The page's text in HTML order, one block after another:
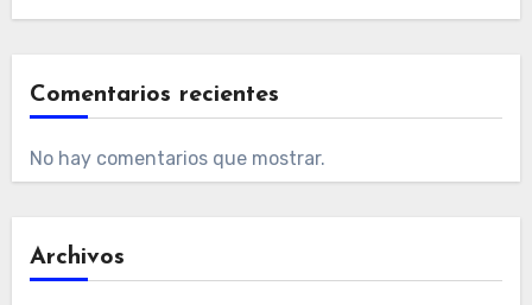
Comentarios recientes
No hay comentarios que mostrar.
Archivos